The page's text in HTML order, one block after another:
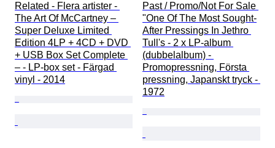
Related - Flera artister -
The Art Of McCartney –
Super Deluxe Limited
Edition 4LP + 4CD + DVD
+ USB Box Set Complete
– - LP-box set - Färgad
vinyl - 2014
Past / Promo/Not For Sale
"One Of The Most Sought-
After Pressings In Jethro
Tull's - 2 x LP-album
(dubbelalbum) -
Promopressning, Första
pressning, Japanskt tryck -
1972